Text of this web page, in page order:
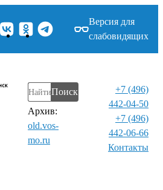
Версия для
слабовидящих
Поиск
Архив:
old.vos-
mo.ru
+7 (496)
442-04-50
+7 (496)
442-06-66
Контакты⁠